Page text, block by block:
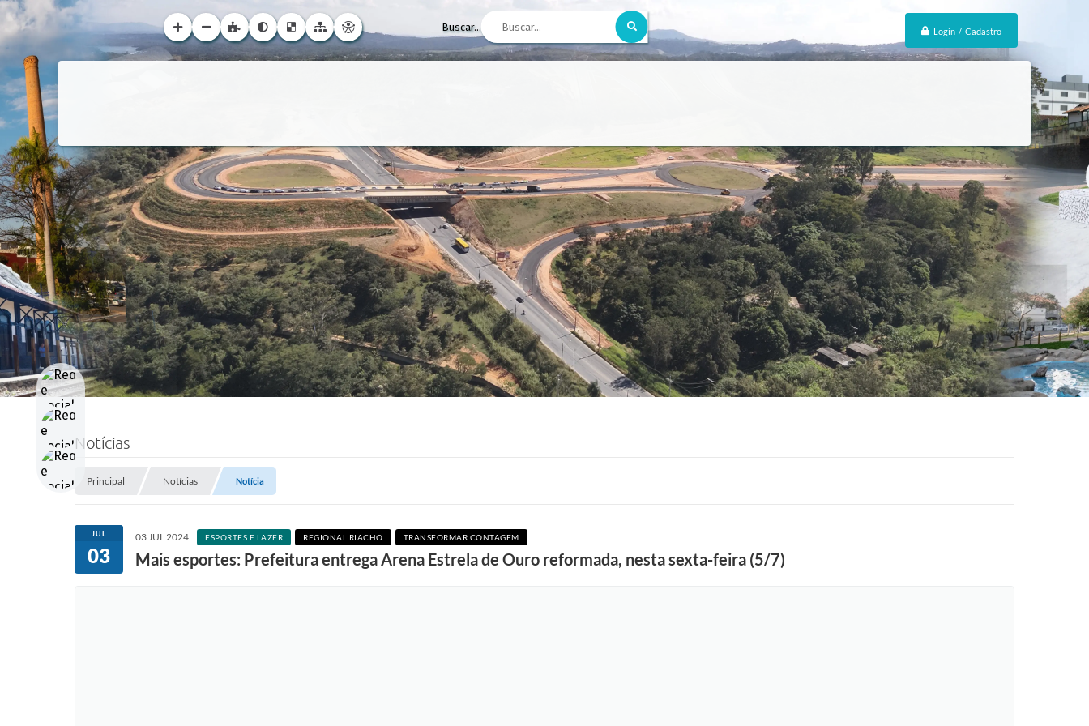
Login / Cadastro
Buscar...
Notícias
Principal Notícias Notícia
JUL
03
03 JUL 2024 ESPORTES E LAZER REGIONAL RIACHO TRANSFORMAR CONTAGEM
Mais esportes: Prefeitura entrega Arena Estrela de Ouro reformada, nesta sexta-feira (5/7)